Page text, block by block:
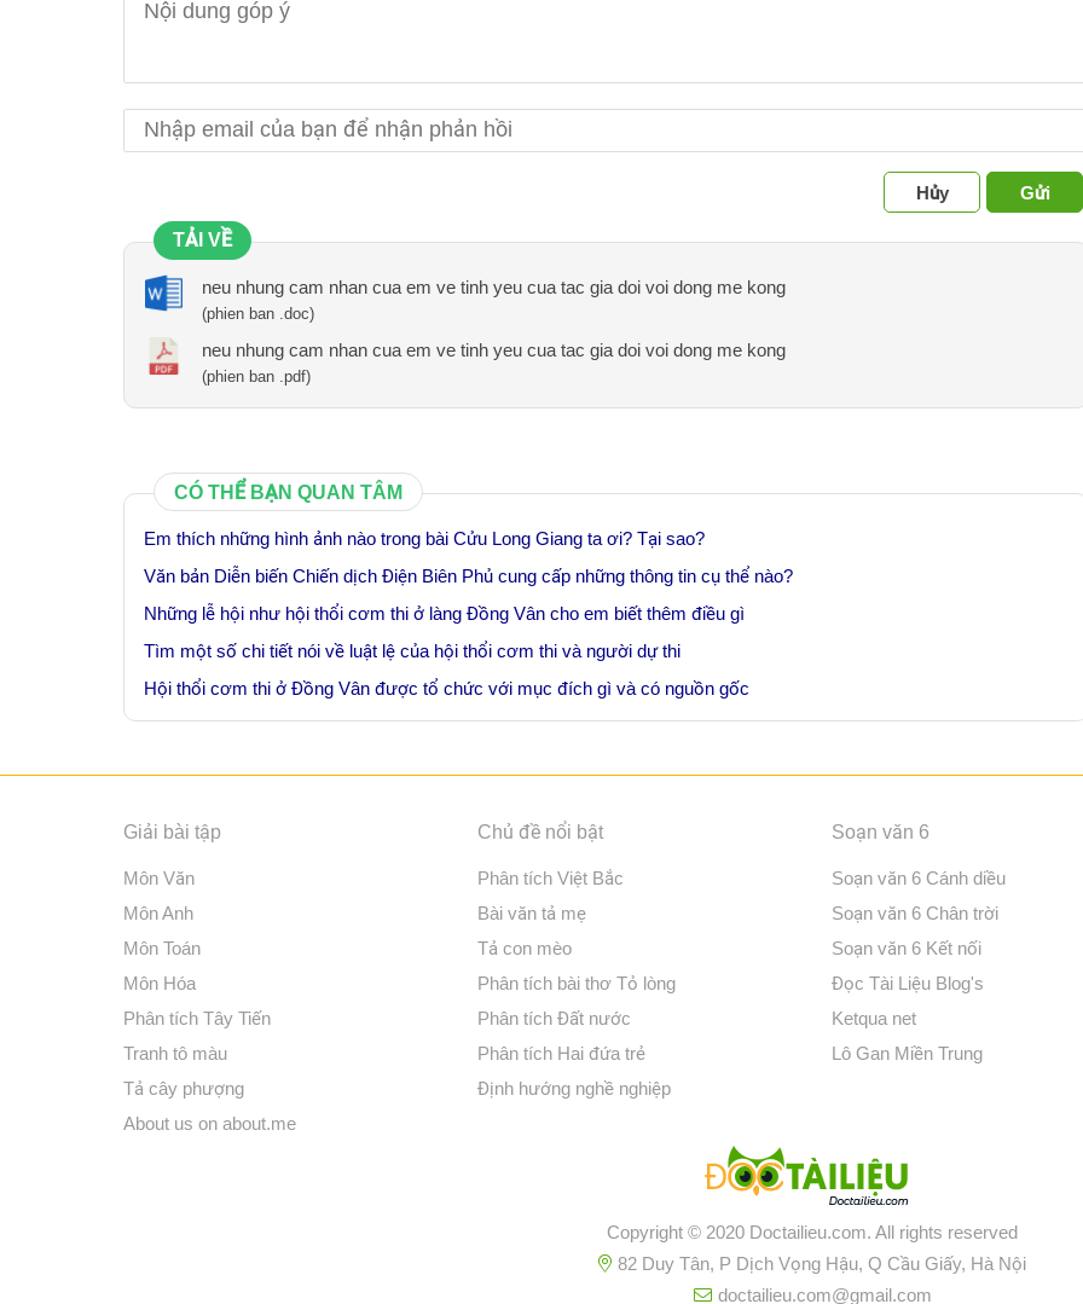
Hủy Gửi
TẢI VỀ
neu nhung cam nhan cua em ve tinh yeu cua tac gia doi voi dong me kong
(phien ban .doc)
neu nhung cam nhan cua em ve tinh yeu cua tac gia doi voi dong me kong
(phien ban .pdf)
CÓ THỂ BẠN QUAN TÂM
Em thích những hình ảnh nào trong bài Cửu Long Giang ta ơi? Tại sao?
Văn bản Diễn biến Chiến dịch Điện Biên Phủ cung cấp những thông tin cụ thể nào?
Những lễ hội như hội thổi cơm thi ở làng Đồng Vân cho em biết thêm điều gì
Tìm một số chi tiết nói về luật lệ của hội thổi cơm thi và người dự thi
Hội thổi cơm thi ở Đồng Vân được tổ chức với mục đích gì và có nguồn gốc
Giải bài tập
Môn Văn
Môn Anh
Môn Toán
Môn Hóa
Phân tích Tây Tiến
Tranh tô màu
Tả cây phượng
About us on about.me
Chủ đề nổi bật
Phân tích Việt Bắc
Bài văn tả mẹ
Tả con mèo
Phân tích bài thơ Tỏ lòng
Phân tích Đất nước
Phân tích Hai đứa trẻ
Định hướng nghề nghiệp
Soạn văn 6
Soạn văn 6 Cánh diều
Soạn văn 6 Chân trời
Soạn văn 6 Kết nối
Đọc Tài Liệu Blog's
Ketqua net
Lô Gan Miền Trung
Copyright © 2020 Doctailieu.com. All rights reserved
82 Duy Tân, P Dịch Vọng Hậu, Q Cầu Giấy, Hà Nội
doctailieu.com@gmail.com